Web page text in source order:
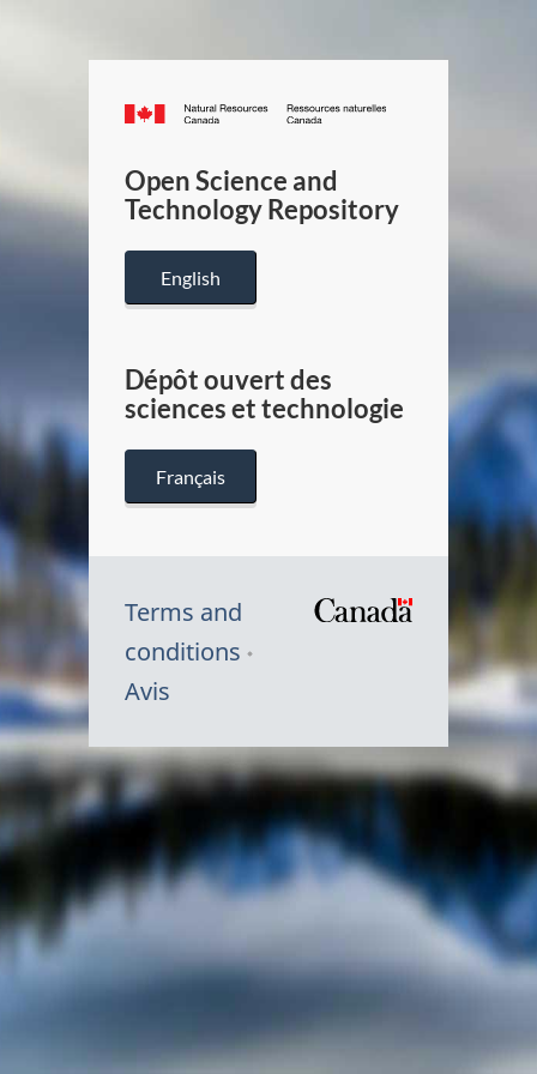
Canada.ca
/
Canada
Open Science and
Technology Repository
English
Dépôt ouvert des
sciences et technologie
Français
Terms and
conditions
Avis
Symbole
du
Canada